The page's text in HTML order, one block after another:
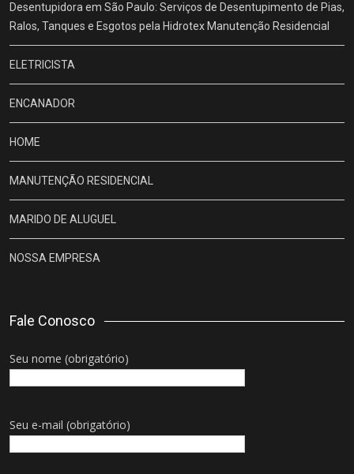
Desentupidora em São Paulo: Serviços de Desentupimento de Pias,
Ralos, Tanques e Esgotos pela Hidrotex Manutenção Residencial
ELETRICISTA
ENCANADOR
HOME
MANUTENÇÃO RESIDENCIAL
MARIDO DE ALUGUEL
NOSSA EMPRESA
Fale Conosco
Seu nome (obrigatório)
Seu e-mail (obrigatório)